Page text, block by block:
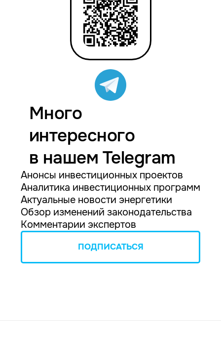
Много
интересного
в нашем Telegram
Анонсы инвестиционных проектов
Аналитика инвестиционных программ
Актуальные новости энергетики
Обзор изменений законодательства
Комментарии экспертов
ПОДПИСАТЬСЯ